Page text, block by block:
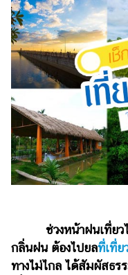
บันเทิง
รูปภาพ
ดู
Music
Station
ละคร
ไลฟ์
ไตล์
ช่วงหน้าฝนเที่ย
กลิ่นฝน ต้องไปยลที่เที่ย
ทางไม่ไกล ได้สัมผัสธร